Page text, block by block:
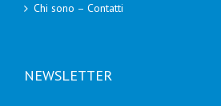
Chi sono – Contatti
NEWSLETTER